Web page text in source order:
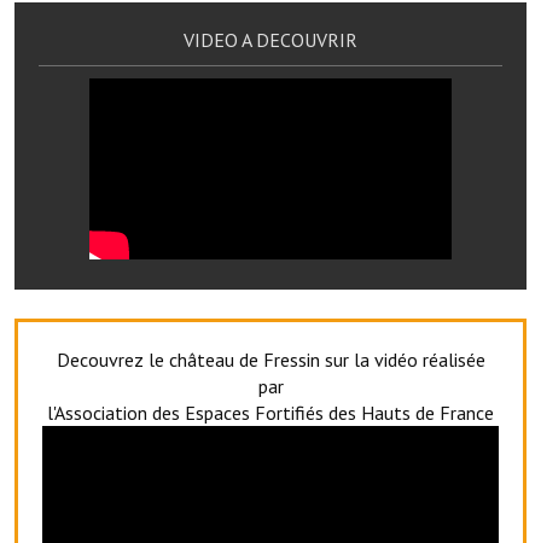
Equipements sportifs
Exploitants agricoles
Agents immobiliers
Réserver une salle
VIDEO A DECOUVRIR
Decouvrez le château de Fressin sur la vidéo réalisée
par
l'Association des Espaces Fortifiés des Hauts de France